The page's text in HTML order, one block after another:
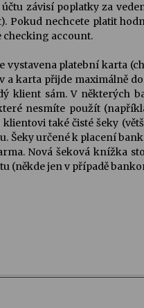
závisí poplatky za
Pokud nechcete platit
checking account.
vystavena platební karta
a karta přijde maximálně
klient sám. V některých
nesmíte použít
klientovi také čistéšeky
Šeky určené k placení
Nová šeková knížka
(někde jen v případě